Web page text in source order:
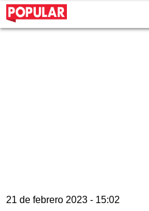
21 de febrero 2023 - 15:02